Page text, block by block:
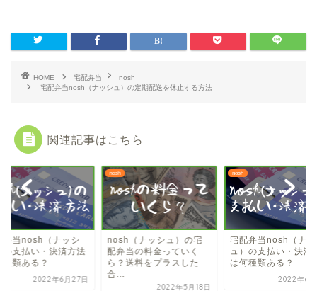
HOME 宅配弁当
nosh
宅配弁当nosh（ナッシュ）の定期配送を休止する方法
関連記事はこちら
弁当nosh（ナッシ
の支払い・決済方法
種類ある？
2022年6月27日
nosh
nosh（ナッシュ）の宅
配弁当の料金っていく
ら？送料をプラスした
合...
2022年5月18日
nosh
宅配弁当nosh（ナ
ュ）の支払い・決済
は何種類ある？
2022年6